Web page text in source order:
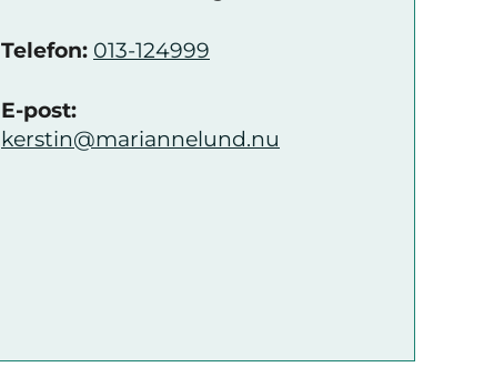
Telefon: 013-124999
E-post:
kerstin@mariannelund.nu